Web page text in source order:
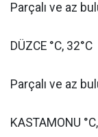
Parçalı ve az
DÜZCE °C, 32°C
Parçalı ve az
KASTAMONU